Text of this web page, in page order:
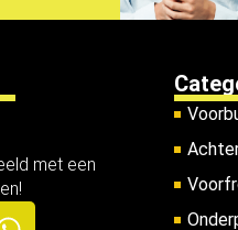
met een